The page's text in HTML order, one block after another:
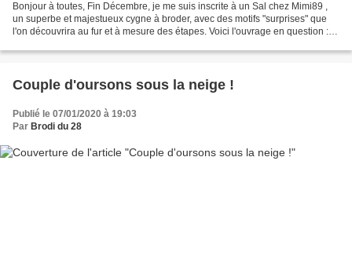
Bonjour à toutes, Fin Décembre, je me suis inscrite à un Sal chez Mimi89 ,
un superbe et majestueux cygne à broder, avec des motifs "surprises" que
l'on découvrira au fur et à mesure des étapes. Voici l'ouvrage en question :
Couple d'oursons sous la neige !
Publié le 07/01/2020 à 19:03
Par Brodi du 28